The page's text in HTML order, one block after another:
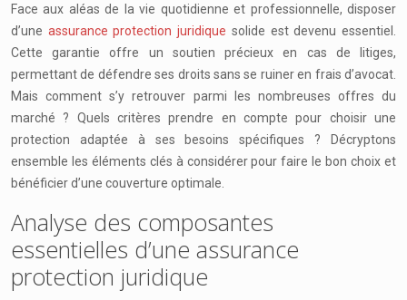
Face aux aléas de la vie quotidienne et professionnelle, disposer
d’une assurance protection juridique solide est devenu essentiel.
Cette garantie offre un soutien précieux en cas de litiges,
permettant de défendre ses droits sans se ruiner en frais d’avocat.
Mais comment s’y retrouver parmi les nombreuses offres du
marché ? Quels critères prendre en compte pour choisir une
protection adaptée à ses besoins spécifiques ? Décryptons
ensemble les éléments clés à considérer pour faire le bon choix et
bénéficier d’une couverture optimale.
Analyse des composantes
essentielles d’une assurance
protection juridique